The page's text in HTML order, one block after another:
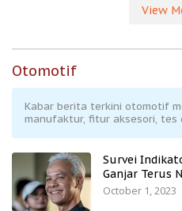
View
Otomotif
Kabar berita terkini otomotif
manufaktur, fitur aksesori, tes
Survei
Ganjar Terus
October 1, 2023